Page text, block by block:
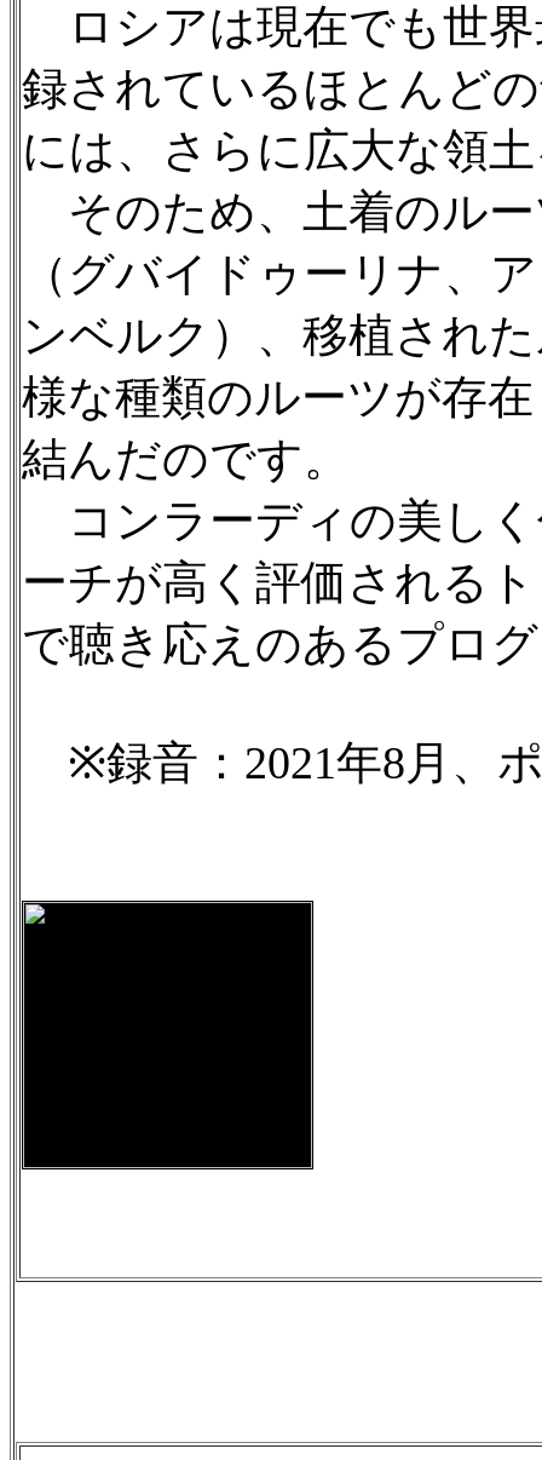
ロシアは現在でも世界
録されているほとんど
には、さらに広大な領
そのため、土着のルー
（グバイドゥーリナ、
ンベルク）、移植され
様な種類のルーツが存
結んだのです。
コンラーディの美し
ーチが高く評価される
で聴き応えのあるプロ
※録音：2021年8月、